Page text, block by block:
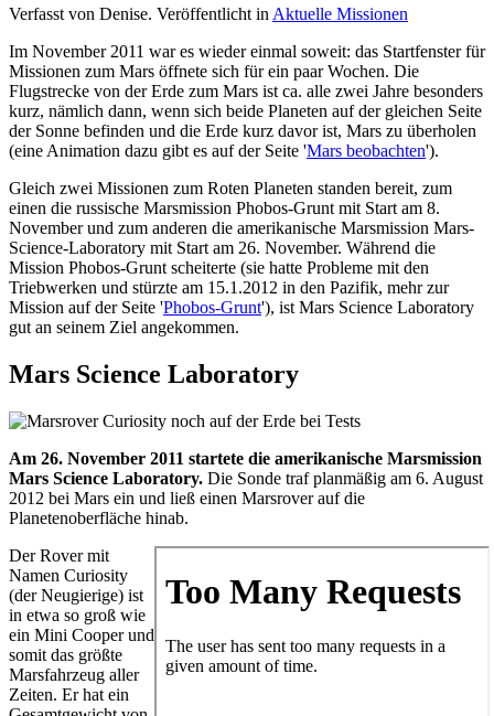
Verfasst von Denise. Veröffentlicht in Aktuelle Missionen
Im November 2011 war es wieder einmal soweit: das Startfenster für
Missionen zum Mars öffnete sich für ein paar Wochen. Die
Flugstrecke von der Erde zum Mars ist ca. alle zwei Jahre besonders
kurz, nämlich dann, wenn sich beide Planeten auf der gleichen Seite
der Sonne befinden und die Erde kurz davor ist, Mars zu überholen
(eine Animation dazu gibt es auf der Seite 'Mars beobachten').
Gleich zwei Missionen zum Roten Planeten standen bereit, zum
einen die russische Marsmission Phobos-Grunt mit Start am 8.
November und zum anderen die amerikanische Marsmission Mars-
Science-Laboratory mit Start am 26. November. Während die
Mission Phobos-Grunt scheiterte (sie hatte Probleme mit den
Triebwerken und stürzte am 15.1.2012 in den Pazifik, mehr zur
Mission auf der Seite 'Phobos-Grunt'), ist Mars Science Laboratory
gut an seinem Ziel angekommen.
Mars Science Laboratory
Am 26. November 2011 startete die amerikanische Marsmission
Mars Science Laboratory. Die Sonde traf planmäßig am 6. August
2012 bei Mars ein und ließ einen Marsrover auf die
Planetenoberfläche hinab.
Der Rover mit
Namen Curiosity
(der Neugierige) ist
in etwa so groß wie
ein Mini Cooper und
somit das größte
Marsfahrzeug aller
Zeiten. Er hat ein